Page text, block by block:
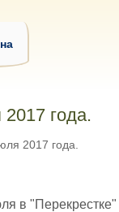
года.
2017 года.
в